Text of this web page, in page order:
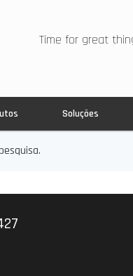
Time for great
Soluções